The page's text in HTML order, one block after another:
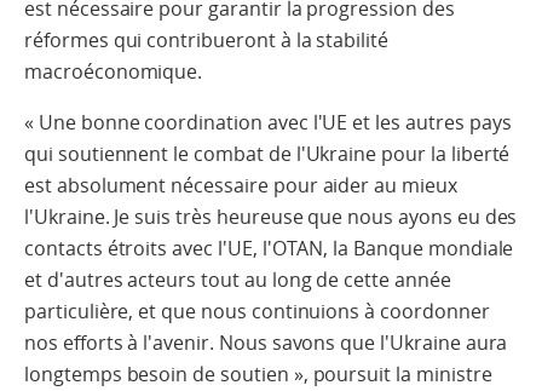
est nécessaire pour garantir la progression des
réformes qui contribueront à la stabilité
macroéconomique.
« Une bonne coordination avec l'UE et les autres pays
qui soutiennent le combat de l'Ukraine pour la liberté
est absolument nécessaire pour aider au mieux
l'Ukraine. Je suis très heureuse que nous ayons eu des
contacts étroits avec l'UE, l'OTAN, la Banque mondiale
et d'autres acteurs tout au long de cette année
particulière, et que nous continuions à coordonner
nos efforts à l'avenir. Nous savons que l'Ukraine aura
longtemps besoin de soutien », poursuit la ministre